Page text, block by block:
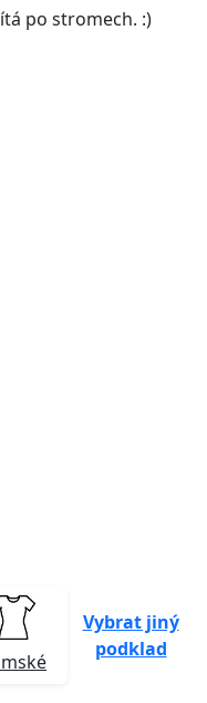
po stromech. :)
Vybrat jiný
podklad